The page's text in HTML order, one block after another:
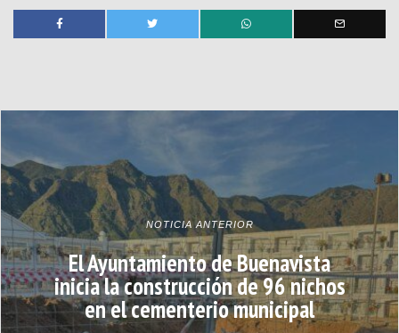
NOTICIA ANTERIOR
El Ayuntamiento de Buenavista
inicia la construcción de 96 nichos
en el cementerio municipal